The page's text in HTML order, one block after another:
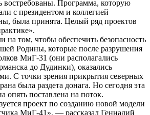
востребованы. Программа, которую
с президентом и коллегией
была принята. Целый ряд проектов
на том, чтобы обеспечить безопасность
Родины, которые после разрушения
МиГ-31 (они располагались
до Дудинки), оказались
С точки зрения прикрытия северных
была раздета донага. Но сегодня эта
опять поставлена на поток.
проект по созданию новой модели
МиГ-41», — рассказал Геннадий